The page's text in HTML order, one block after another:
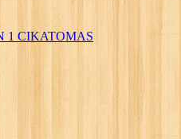
1 CIKATOMAS